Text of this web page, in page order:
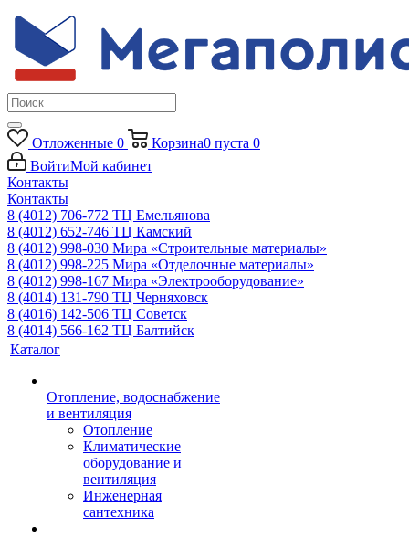
Отложенные 0 Корзина0 пуста 0
ВойтиМой кабинет
Контакты
Контакты
8 (4012) 706-772 ТЦ Емельянова
8 (4012) 652-746 ТЦ Камский
8 (4012) 998-030 Мира «Строительные материалы»
8 (4012) 998-225 Мира «Отделочные материалы»
8 (4012) 998-167 Мира «Электрооборудование»
8 (4014) 131-790 ТЦ Черняховск
8 (4016) 142-506 ТЦ Советск
8 (4014) 566-162 ТЦ Балтийск
Каталог
Отопление, водоснабжение
и вентиляция
Отопление
Климатические
оборудование и
вентиляция
Инженерная
сантехника